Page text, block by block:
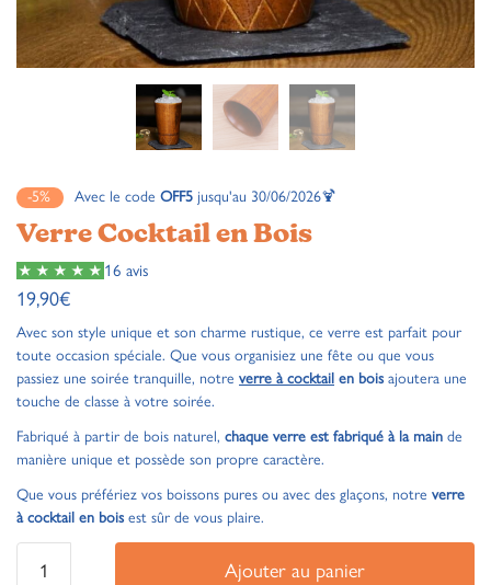
-5% Avec le code OFF5 jusqu'au 30/06/2026🍹
Verre Cocktail en Bois
16 avis
19,90€
Avec son style unique et son charme rustique, ce verre est parfait pour
toute occasion spéciale. Que vous organisiez une fête ou que vous
passiez une soirée tranquille, notre verre à cocktail en bois ajoutera une
touche de classe à votre soirée.
Fabriqué à partir de bois naturel, chaque verre est fabriqué à la main de
manière unique et possède son propre caractère.
Que vous préfériez vos boissons pures ou avec des glaçons, notre verre
à cocktail en bois est sûr de vous plaire.
Ajouter au panier